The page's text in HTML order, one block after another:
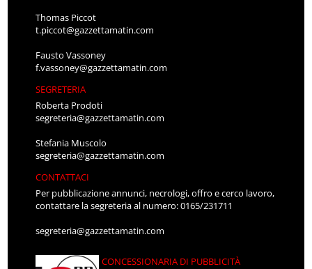
Thomas Piccot
t.piccot@gazzettamatin.com
Fausto Vassoney
f.vassoney@gazzettamatin.com
SEGRETERIA
Roberta Prodoti
segreteria@gazzettamatin.com
Stefania Muscolo
segreteria@gazzettamatin.com
CONTATTACI
Per pubblicazione annunci, necrologi, offro e cerco lavoro,
contattare la segreteria al numero: 0165/231711
segreteria@gazzettamatin.com
CONCESSIONARIA DI PUBBLICITÀ